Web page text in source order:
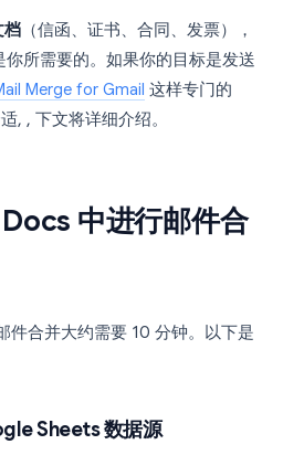
档 （信函、证书、合同、发票），
所需要的。如果你的目标是发送
Merge for Gmail 这样专门的
, , 下文将详细介绍。
中进行邮件合
件合并大约需要 10 分钟。以下是
Sheets 数据源